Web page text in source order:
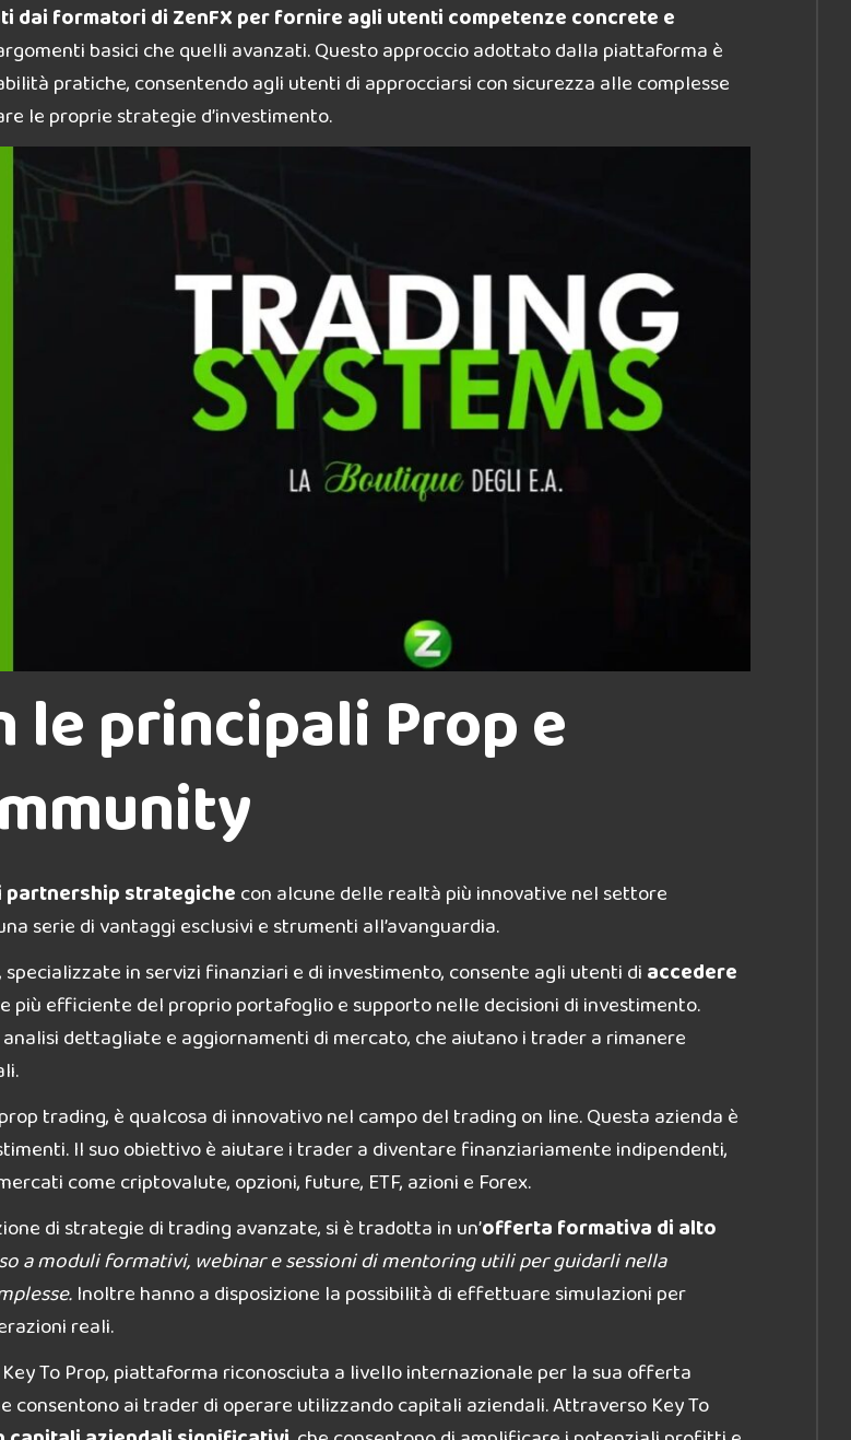
dai formatori di ZenFX per fornire agli utenti competenze concrete e
basici che quelli avanzati. Questo approccio adottato dalla piattaforma è
pratiche, consentendo agli utenti di approcciarsi con sicurezza alle complesse
le proprie strategie d’investimento.
le principali Prop e
partnership strategichecon alcune delle realtà più innovative nel settore
serie di vantaggi esclusivi e strumenti all’avanguardia.
in servizi finanziari e di investimento, consente agli utenti di accedere
più efficiente del proprio portafoglio e supporto nelle decisioni di investimento.
dettagliate e aggiornamenti di mercato, che aiutano i trader a rimanere
trading, è qualcosa di innovativo nel campo del trading on line. Questa azienda è
Il suo obiettivo è aiutare i trader a diventare finanziariamente indipendenti,
come criptovalute, opzioni, future, ETF, azioni e Forex.
di strategie di trading avanzate, si è tradotta in un’offerta formativa di alto
a moduli formativi, webinar e sessioni di mentoring utili per guidarli nella
Inoltre hanno a disposizione la possibilità di effettuare simulazioni per
reali.
Key To Prop, piattaforma riconosciuta a livello internazionale per la sua offerta
consentono ai trader di operare utilizzando capitali aziendali. Attraverso Key To